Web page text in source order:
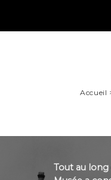
Accueil
Tout au long